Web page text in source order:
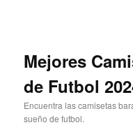
Mejores
de Futbol
Encuentra las camisetas
sueño de futbol.